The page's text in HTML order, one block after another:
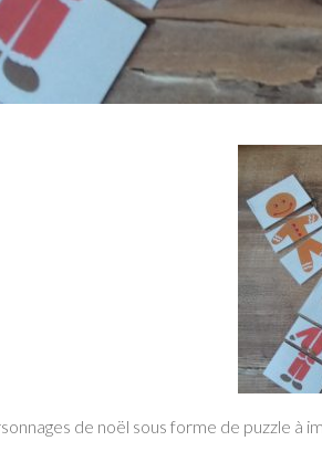
de noël sous forme de puzzle